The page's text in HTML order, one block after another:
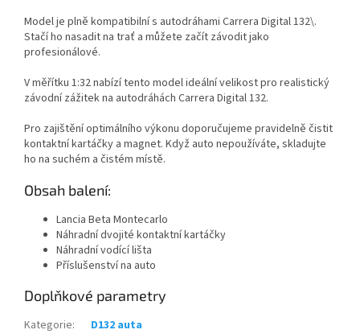
Model je plně kompatibilní s autodráhami Carrera Digital 132\.
Stačí ho nasadit na trať a můžete začít závodit jako
profesionálové.
V měřítku 1:32 nabízí tento model ideální velikost pro realistický
závodní zážitek na autodráhách Carrera Digital 132.
Pro zajištění optimálního výkonu doporučujeme pravidelně čistit
kontaktní kartáčky a magnet. Když auto nepoužíváte, skladujte
ho na suchém a čistém místě.
Obsah balení:
Lancia Beta Montecarlo
Náhradní dvojité kontaktní kartáčky
Náhradní vodící lišta
Příslušenství na auto
Doplňkové parametry
Kategorie:
D132 auta